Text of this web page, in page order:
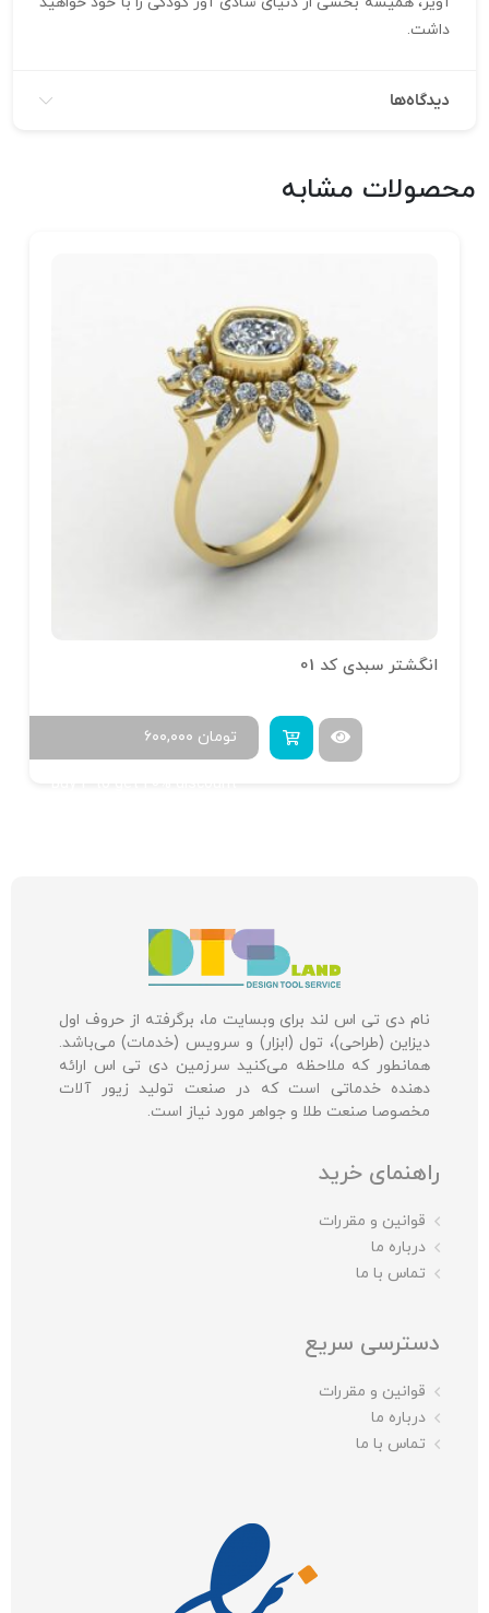
داشت.
دیدگاه‌ها
محصولات مشابه
انگشتر سبدی کد 01
۶۰۰,۰۰۰ تومان
نام دی تی اس لند برای وبسایت ما، برگرفته از حروف اول
دیزاین (طراحی)، تول (ابزار) و سرویس (خدمات) می‌باشد.
همانطور که ملاحظه می‌کنید سرزمین دی تی اس ارائه
دهنده خدماتی است که در صنعت تولید زیور آلات
مخصوصا صنعت طلا و جواهر مورد نیاز است.
راهنمای خرید
قوانین و مقررات
درباره ما
تماس با ما
دسترسی سریع
قوانین و مقررات
درباره ما
تماس با ما